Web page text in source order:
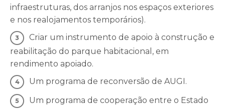
infraestruturas, dos arranjos nos espaços exteriores
e nos realojamentos temporários).
Criar um instrumento de apoio à construção e
reabilitação do parque habitacional, em
rendimento apoiado.
Um programa de reconversão de AUGI.
Um programa de cooperação entre o Estado